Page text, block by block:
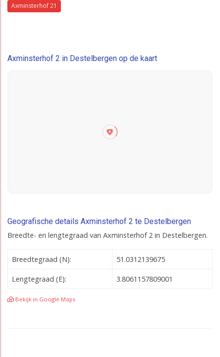
Axminsterhof 21
Axminsterhof 2 in Destelbergen op de kaart
Geografische details Axminsterhof 2 te Destelbergen
Breedte- en lengtegraad van Axminsterhof 2 in Destelbergen.
Breedtegraad (N): 51.0312139675
Lengtegraad (E): 3.8061157809001
Bekijk in Google Maps